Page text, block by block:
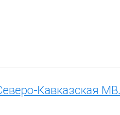
Кавказская